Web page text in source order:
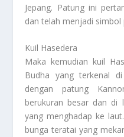
Jepang. Patung ini
dan telah menjadi simbol
Kuil Hasedera
Maka kemudian kuil
Budha yang terkenal
dengan patung
berukuran besar dan di
yang menghadap ke
bunga teratai yang